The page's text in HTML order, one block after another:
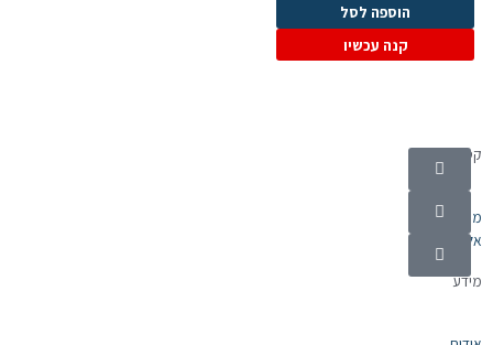
הוספה לסל
קנה עכשיו
קטגוריות
מוצרי חשמל
אלקטרוניקה
מידע